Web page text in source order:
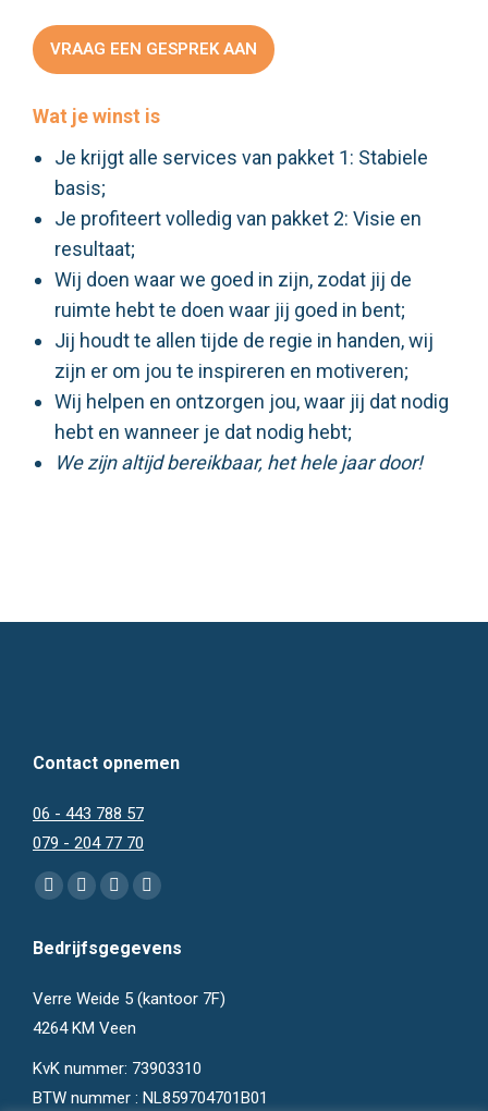
VRAAG EEN GESPREK AAN
Wat je winst is
Je krijgt alle services van pakket 1: Stabiele
basis;
Je profiteert volledig van pakket 2: Visie en
resultaat;
Wij doen waar we goed in zijn, zodat jij de
ruimte hebt te doen waar jij goed in bent;
Jij houdt te allen tijde de regie in handen, wij
zijn er om jou te inspireren en motiveren;
Wij helpen en ontzorgen jou, waar jij dat nodig
hebt en wanneer je dat nodig hebt;
We zijn altijd bereikbaar, het hele jaar door!
Contact opnemen
06 - 443 788 57
079 - 204 77 70
Vind ons op:
Facebook
opens
Instagram
opens
Mail
opens
new
WhatsApp
opens
Bedrijfsgegevens
Verre Weide 5 (kantoor 7F)
4264 KM Veen
KvK nummer: 73903310
BTW nummer : NL859704701B01